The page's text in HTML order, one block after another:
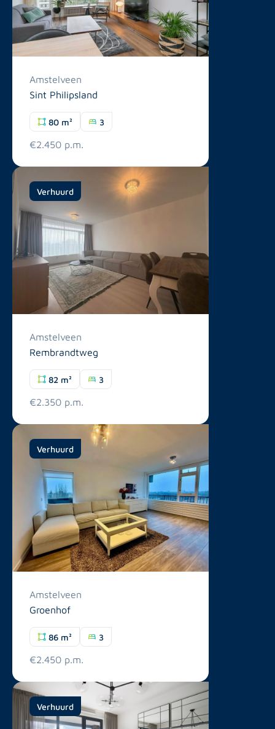
Amstelveen
Sint Philipsland
80 m² 3
€2.450 p.m.
Verhuurd
Amstelveen
Rembrandtweg
82 m² 3
€2.350 p.m.
Verhuurd
Amstelveen
Groenhof
86 m² 3
€2.450 p.m.
Verhuurd